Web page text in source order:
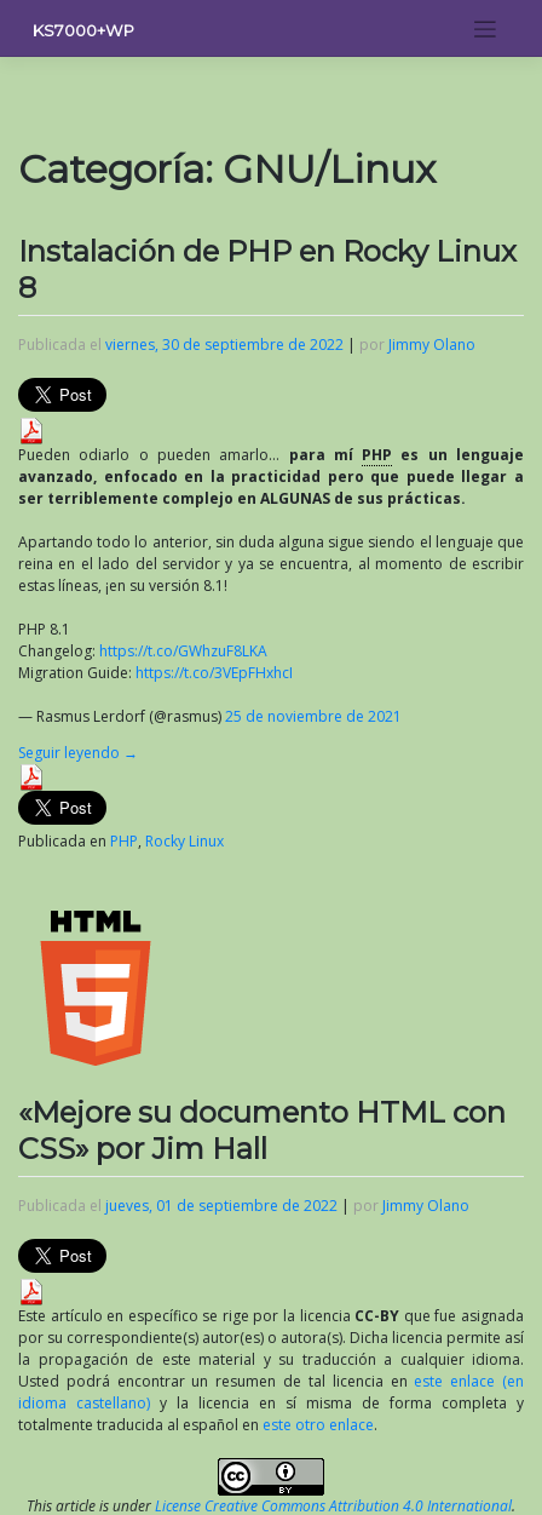
contenido
KS7000+WP
Categoría: GNU/Linux
Instalación de PHP en Rocky Linux
8
Publicada el viernes, 30 de septiembre de 2022 | por Jimmy Olano
Pueden odiarlo o pueden amarlo… para mí PHP es un lenguaje
avanzado, enfocado en la practicidad pero que puede llegar a
ser terriblemente complejo en ALGUNAS de sus prácticas.
Apartando todo lo anterior, sin duda alguna sigue siendo el lenguaje que
reina en el lado del servidor y ya se encuentra, al momento de escribir
estas líneas, ¡en su versión 8.1!
PHP 8.1
Changelog: https://t.co/GWhzuF8LKA
Migration Guide: https://t.co/3VEpFHxhcI
— Rasmus Lerdorf (@rasmus)25 de noviembre de 2021
Seguir leyendo →
Publicada en PHP, Rocky Linux
«Mejore su documento HTML con
CSS» por Jim Hall
Publicada el jueves, 01 de septiembre de 2022 | por Jimmy Olano
Este artículo en específico se rige por la licencia CC-BY que fue asignada
por su correspondiente(s) autor(es) o autora(s). Dicha licencia permite así
la propagación de este material y su traducción a cualquier idioma.
Usted podrá encontrar un resumen de tal licencia en este enlace (en
idioma castellano) y la licencia en sí misma de forma completa y
totalmente traducida al español en este otro enlace.
This article is underLicense Creative Commons Attribution 4.0 International.